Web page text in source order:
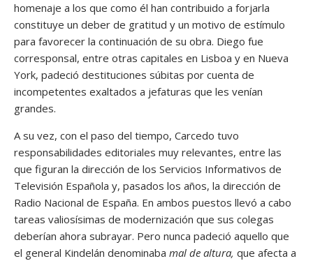
homenaje a los que como él han contribuido a forjarla
constituye un deber de gratitud y un motivo de estímulo
para favorecer la continuación de su obra. Diego fue
corresponsal, entre otras capitales en Lisboa y en Nueva
York, padeció destituciones súbitas por cuenta de
incompetentes exaltados a jefaturas que les venían
grandes.
A su vez, con el paso del tiempo, Carcedo tuvo
responsabilidades editoriales muy relevantes, entre las
que figuran la dirección de los Servicios Informativos de
Televisión Española y, pasados los años, la dirección de
Radio Nacional de España. En ambos puestos llevó a cabo
tareas valiosísimas de modernización que sus colegas
deberían ahora subrayar. Pero nunca padeció aquello que
el general Kindelán denominaba mal de altura, que afecta a